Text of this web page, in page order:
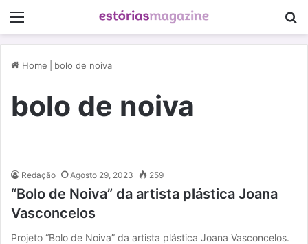
Home bolo de noiva
bolo de noiva
Redação Agosto 29, 2023 259
“Bolo de Noiva” da artista plástica Joana
Vasconcelos
Projeto “Bolo de Noiva” da artista plástica Joana Vasconcelos.